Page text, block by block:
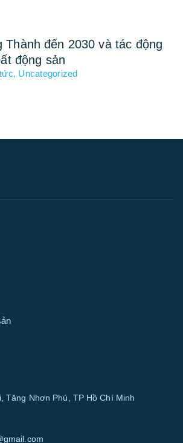
Thành đến 2030 và tác động
động sản
, Uncategorized
Tăng Nhơn Phú, TP Hồ Chí Minh